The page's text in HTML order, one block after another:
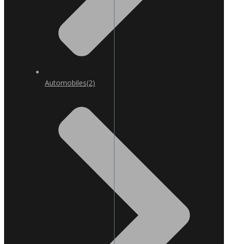
Automobiles(2)